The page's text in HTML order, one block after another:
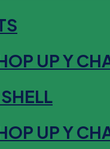
UP Y
UP Y